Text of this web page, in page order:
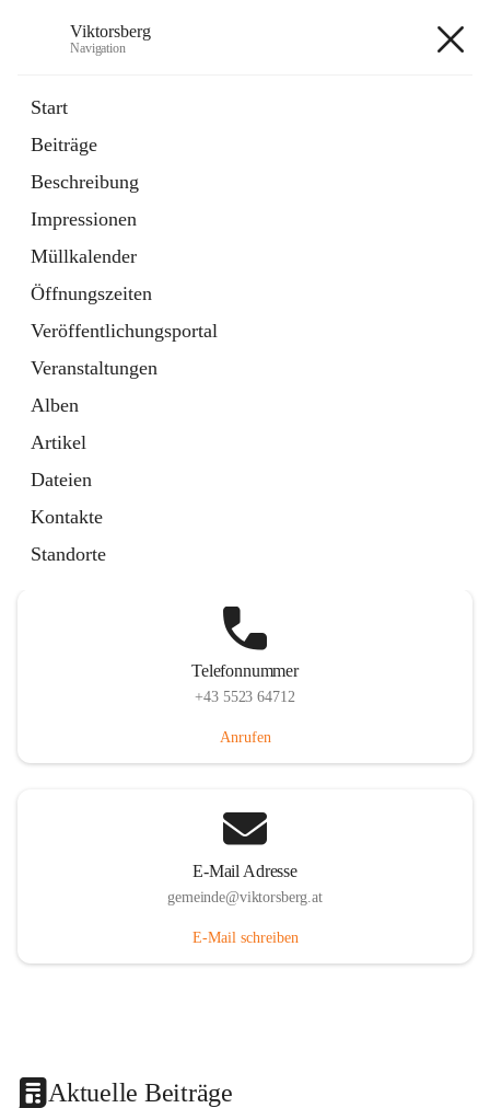
Viktorsberg
Navigation
Start
Beiträge
Beschreibung
Impressionen
Müllkalender
Öffnungszeiten
Veröffentlichungsportal
Veranstaltungen
Alben
Artikel
Dateien
Kontakte
Standorte
1 Schnellzugriff
Bürgerservice
10 Schnellzugriffe
Telefonnummer
+43 5523 64712
Anrufen
E-Mail Adresse
gemeinde@viktorsberg.at
E-Mail schreiben
Aktuelle Beiträge